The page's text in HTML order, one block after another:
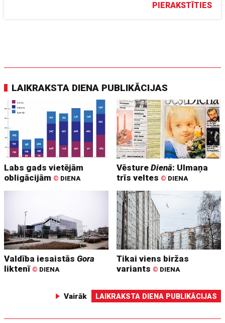
PIERAKSTĪTIES
LAIKRAKSTA DIENA PUBLIKĀCIJAS
Labs gads vietējām
obligācijām © DIENA
VēstureDienā: Ulmaņa
trīs veltes © DIENA
Valdība iesaistāsGora
liktenī © DIENA
Tikai viens biržas
variants © DIENA
Vairāk LAIKRAKSTA DIENA PUBLIKĀCIJAS